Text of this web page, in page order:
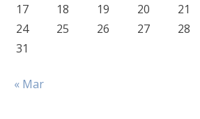
17
18 19 20 21
24
25 26 27 28
31
« Mar